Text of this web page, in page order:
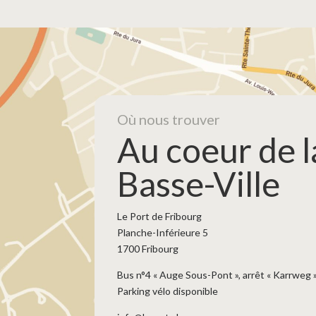
Où nous trouver
Au coeur de
Basse-Ville
Le Port de Fribourg
Planche-Inférieure 5
1700 Fribourg
Bus n°4 « Auge Sous-Pont », arrêt « Karrweg
Parking vélo disponible